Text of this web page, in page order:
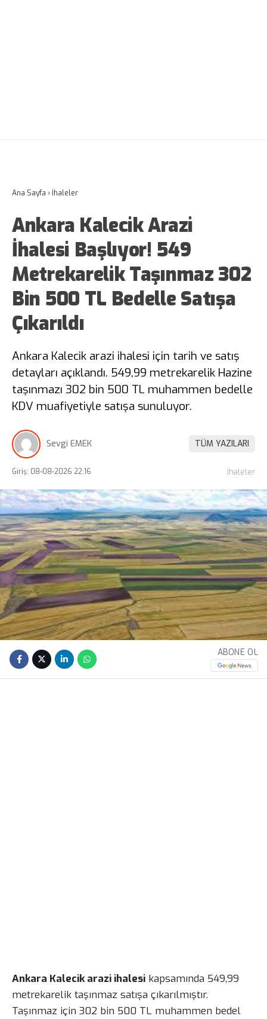
Ana Sayfa › İhaleler
Ankara Kalecik Arazi
İhalesi Başlıyor! 549
Metrekarelik Taşınmaz 302
Bin 500 TL Bedelle Satışa
Çıkarıldı
Ankara Kalecik arazi ihalesi için tarih ve satış
detayları açıklandı. 549,99 metrekarelik Hazine
taşınmazı 302 bin 500 TL muhammen bedelle
KDV muafiyetiyle satışa sunuluyor.
Sevgi EMEK TÜM YAZILARI
Giriş: 08-08-2026 22:16 İhaleler
ABONE OL
Ankara Kalecik arazi ihalesi kapsamında 549,99
metrekarelik taşınmaz satışa çıkarılmıştır.
Taşınmaz için 302 bin 500 TL muhammen bedel